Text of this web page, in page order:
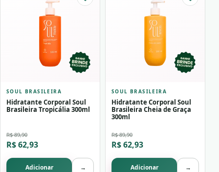
SOUL BRASILEIRA
Hidratante Corporal Soul
Brasileira Tropicália 300ml
R$ 89,90
R$ 62,93
Adicionar →
SOUL BRASILEIRA
Hidratante Corporal Soul
Brasileira Cheia de Graça
300ml
R$ 89,90
R$ 62,93
Adicionar →